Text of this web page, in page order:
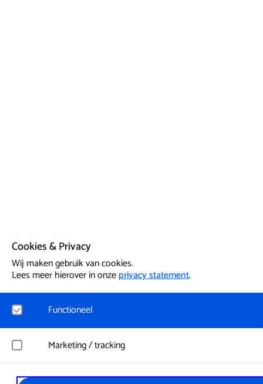
Cookies & Privacy
Wij maken gebruik van cookies.
Lees meer hierover in onzeprivacy statement.
Functioneel
Noodzakelijk
worden functionele cookies geplaatst. Hierbij worden geen
persoonsgegevens verzameld.
Marketing / tracking
YouTube